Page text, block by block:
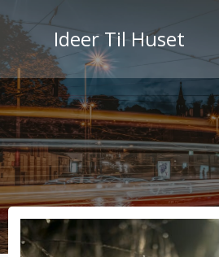
indhold
Ideer Til Huset